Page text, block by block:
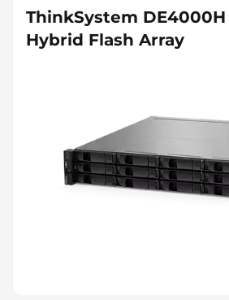
ThinkSystem DE4000H
Hybrid Flash Array